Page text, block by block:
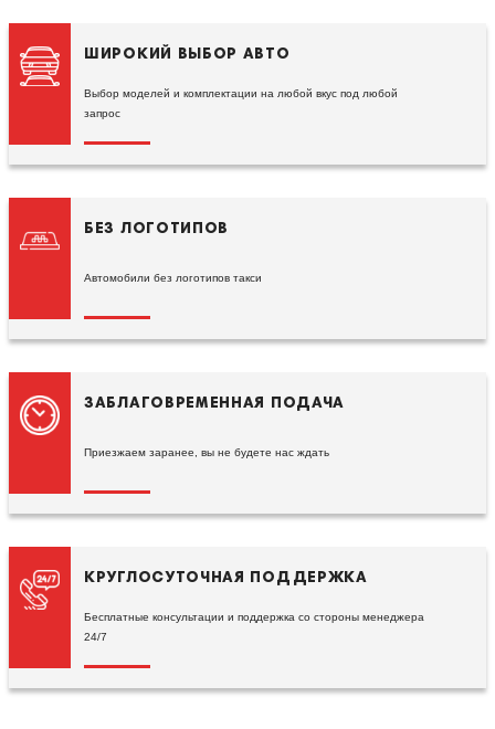
ШИРОКИЙ ВЫБОР АВТО
Выбор моделей и комплектации на любой вкус под любой
запрос
БЕЗ ЛОГОТИПОВ
Автомобили без логотипов такси
ЗАБЛАГОВРЕМЕННАЯ ПОДАЧА
Приезжаем заранее, вы не будете нас ждать
КРУГЛОСУТОЧНАЯ ПОДДЕРЖКА
Бесплатные консультации и поддержка со стороны менеджера
24/7